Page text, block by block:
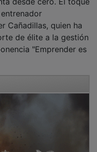
quien ha
de élite a la gestión
"Emprender es